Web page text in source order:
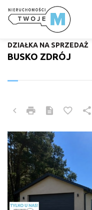
BUSKO ZDRÓJ
DZIAŁKA NA SPRZEDAŻ